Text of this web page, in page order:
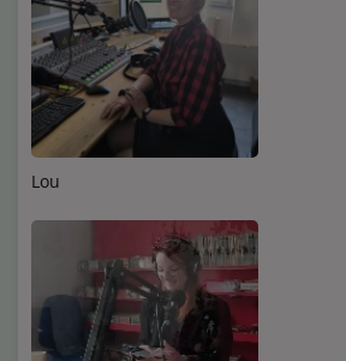
Equipes
Médias
Podcasts
Participez
Dédicaces
Lou